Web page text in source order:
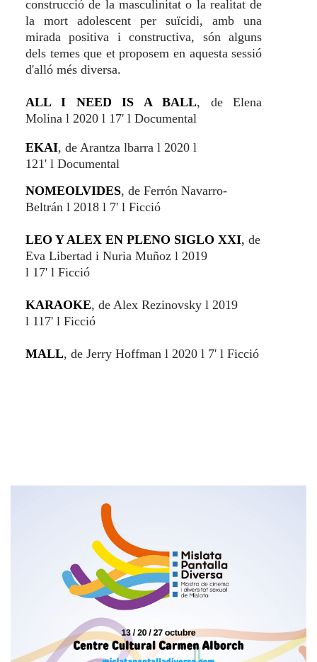
construcció de la masculinitat o la realitat de
la mort adolescent per suïcidi, amb una
mirada positiva i constructiva, són alguns
dels temes que et proposem en aquesta sessió
d'alló més diversa.
ALL I NEED IS A BALL, de Elena
Molina l 2020 l 17' l Documental
EKAI, de Arantza lbarra l 2020 l
121' l Documental
NOMEOLVIDES, de Ferrón Navarro-
Beltrán l 2018 l 7' l Ficció
LEO Y ALEX EN PLENO SIGLO XXI, de
Eva Libertad i Nuria Muñoz l 2019
l 17' l Ficció
KARAOKE, de Alex Rezinovsky l 2019
l 117' l Ficció
MALL, de Jerry Hoffman l 2020 l 7' l Ficció